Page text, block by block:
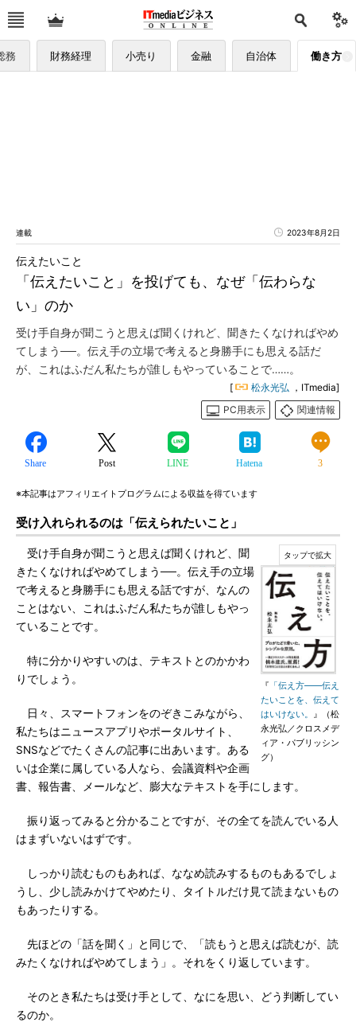
務 財務経理 小売り 金融 自治体 働き方
連載 2023年8月2日
「伝えたいこと」を投げても、なぜ「伝わらな
い」のか
伝えたいこと
受け手自身が聞こうと思えば聞くけれど、聞きたくなければやめ
てしまう──。伝え手の立場で考えると身勝手にも思える話だ
が、これはふだん私たちが誰しもやっていることで……。
[ 松永光弘 ，ITmedia]
PC用表示
関連情報
Share Post LINE Hatena 3
※本記事はアフィリエイトプログラムによる収益を得ています
受け入れられるのは「伝えられたいこと」
『 「伝え方――伝え
たいことを、伝えて
はいけない。 』（松
永光弘／クロスメデ
ィア・パブリッシン
グ）
受け手自身が聞こうと思えば聞くけれど、聞
きたくなければやめてしまう──。伝え手の立場
で考えると身勝手にも思える話ですが、なんの
ことはない、これはふだん私たちが誰しもやっ
ていることです。
特に分かりやすいのは、テキストとのかかわ
りでしょう。
日々、スマートフォンをのぞきこみながら、
私たちはニュースアプリやポータルサイト、
SNSなどでたくさんの記事に出あいます。ある
いは企業に属している人なら、会議資料や企画
書、報告書、メールなど、膨大なテキストを手にします。
振り返ってみると分かることですが、その全てを読んでいる人
はまずいないはずです。
しっかり読むものもあれば、ななめ読みするものもあるでしょ
うし、少し読みかけてやめたり、タイトルだけ見て読まないもの
もあったりする。
先ほどの「話を聞く」と同じで、「読もうと思えば読むが、読
みたくなければやめてしまう」。それをくり返しています。
そのとき私たちは受け手として、なにを思い、どう判断してい
るのか。